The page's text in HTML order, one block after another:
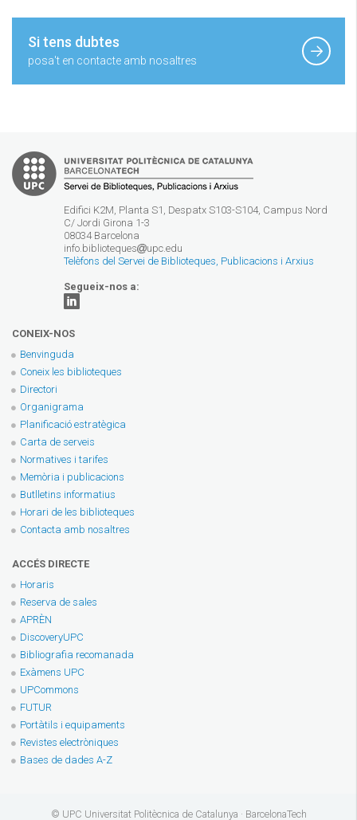
Si tens dubtes
posa't en contacte amb nosaltres
Edifici K2M, Planta S1, Despatx S103-S104, Campus Nord
C/ Jordi Girona 1-3
08034 Barcelona
info.biblioteques
upc.edu
Telèfons del Servei de Biblioteques, Publicacions i Arxius
Segueix-nos a:
CONEIX-NOS
Benvinguda
Coneix les biblioteques
Directori
Organigrama
Planificació estratègica
Carta de serveis
Normatives i tarifes
Memòria i publicacions
Butlletins informatius
Horari de les biblioteques
Contacta amb nosaltres
ACCÉS DIRECTE
Horaris
Reserva de sales
APRÈN
DiscoveryUPC
Bibliografia recomanada
Exàmens UPC
UPCommons
FUTUR
Portàtils i equipaments
Revistes electròniques
Bases de dades A-Z
© UPC Universitat Politècnica de Catalunya · BarcelonaTech